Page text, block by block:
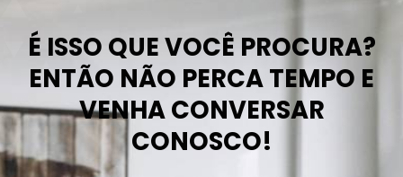
É ISSO QUE VOCÊ PROCURA?
ENTÃO NÃO PERCA TEMPO E
VENHA CONVERSAR
CONOSCO!